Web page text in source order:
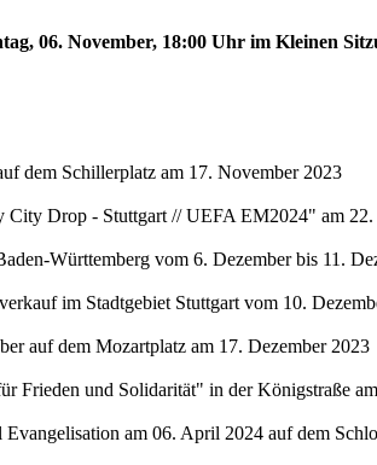
06. November, 18:00 Uhr im Kleinen
dem Schillerplatz am 17. November 2023
Drop - Stuttgart // UEFA EM2024" am
Württemberg vom 6. Dezember bis 11.
im Stadtgebiet Stuttgart vom 10.
auf dem Mozartplatz am 17. Dezember 2023
und Solidarität" in der Königstraße
am 06. April 2024 auf dem